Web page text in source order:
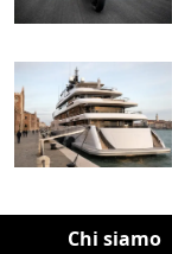
Chi siamo